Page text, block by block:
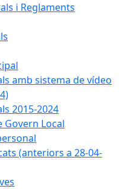
i Reglaments
amb sistema de vídeo
2015-2024
Govern Local
(anteriors a 28-04-